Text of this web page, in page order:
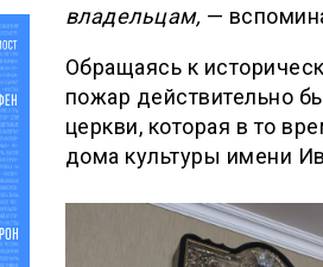
владельцам, —
Обращаясь к
пожар действительно
церкви, которая в то
дома культуры имени